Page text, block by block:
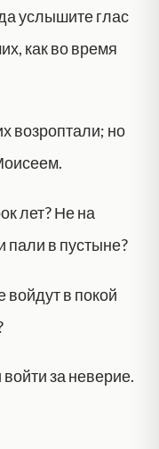
услышите глас
как во время
возроптали; но
лет? Не на
пали в пустыне?
войдут в покой
за неверие.